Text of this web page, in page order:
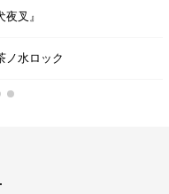
夜叉』
ノ水ロック